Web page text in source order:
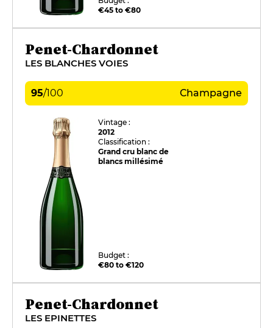
€45 to €80
Penet-Chardonnet
LES BLANCHES VOIES
95/100 Champagne
Vintage :
2012
Classification :
Grand cru blanc de
blancs millésimé
Budget :
€80 to €120
Penet-Chardonnet
LES EPINETTES